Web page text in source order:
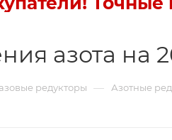
азота на
редукторы — Азотные